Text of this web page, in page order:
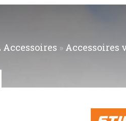
Accessoires » Accessoires